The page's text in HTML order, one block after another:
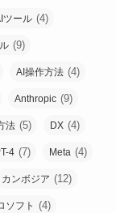
ツール (4)
(9)
AI操作方法 (4)
Anthropic (9)
法 (5) DX (4)
4 (7) Meta (4)
カンボジア (12)
ソフト (4)